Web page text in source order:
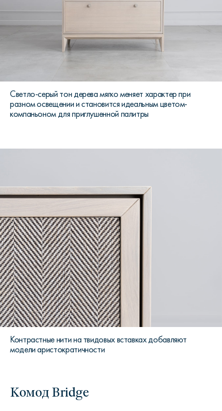
Светло-серый тон дерева мягко меняет характер при
разном освещении и становится идеальным цветом-
компаньоном для приглушенной палитры
Контрастные нити на твидовых вставках добавляют
модели аристократичности
Комод Bridge